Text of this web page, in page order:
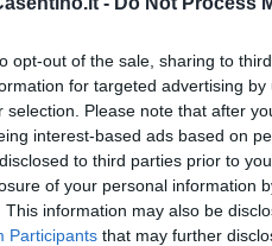
opt-out of the sale, sharing to
for targeted advertising
selection. Please note that after
interest-based ads based on
to third parties prior to
of your personal information
This information may also be
Participants that may further
del grande sforzo americano per
presidente Donald Trump.
un respiro di sollievo e prenderne
il fiato e ne prendessimo
dell’Europa, come
dei due punti. Meno del punto
del dubbio, che
il condizionale che
concordanti.
Dissipatio,